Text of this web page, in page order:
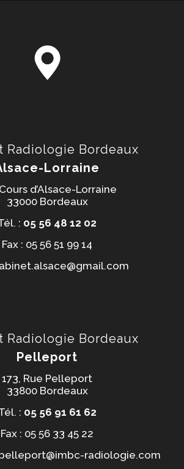
Radiologie Bordeaux
Lorraine
d’Alsace-Lorraine
33000 Bordeaux
: 05 56 48 12 02
Fax : 05 56 51 99 14
Radiologie Bordeaux
Pelleport
173, Rue Pelleport
33800 Bordeaux
: 05 56 91 61 62
Fax : 05 56 33 45 22
radiologie.com